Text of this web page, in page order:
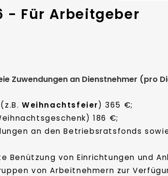
- Für Arbeitgeber
Zuwendungen an Dienstnehmer (pro
Weihnachtsfeier) 365 €;
186 €;
an den Betriebsratsfonds
Benützung von Einrichtungen und
von Arbeitnehmern zur